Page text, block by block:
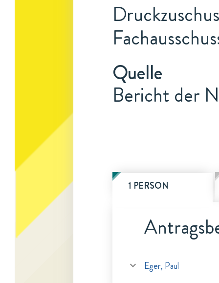
Quelle
Bericht der
1 PERSON
Eger, Paul